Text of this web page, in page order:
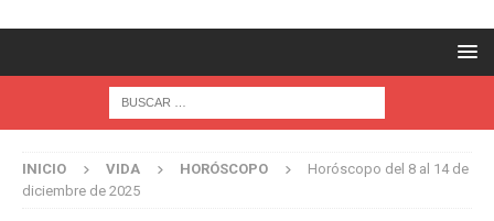
INICIO VIDA HORÓSCOPO
Horóscopo del 8 al 14 de
diciembre de 2025